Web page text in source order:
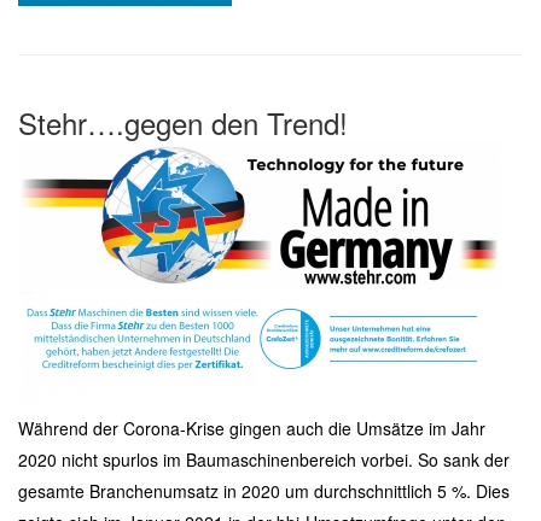
Stehr….gegen den Trend!
Während der Corona-Krise gingen auch die Umsätze im Jahr
2020 nicht spurlos im Baumaschinenbereich vorbei. So sank der
gesamte Branchenumsatz in 2020 um durchschnittlich 5 %. Dies